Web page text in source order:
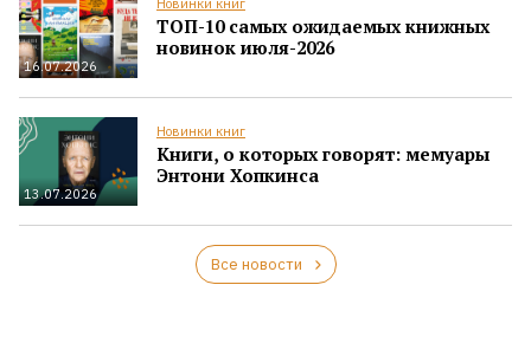
16.07.2026
ТОП-10 самых ожидаемых книжных
новинок июля-2026
13.07.2026
Новинки книг
Книги, о которых говорят: мемуары
Энтони Хопкинса
Все новости